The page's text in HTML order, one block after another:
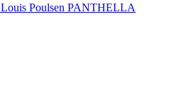
Poulsen PANTHELLA